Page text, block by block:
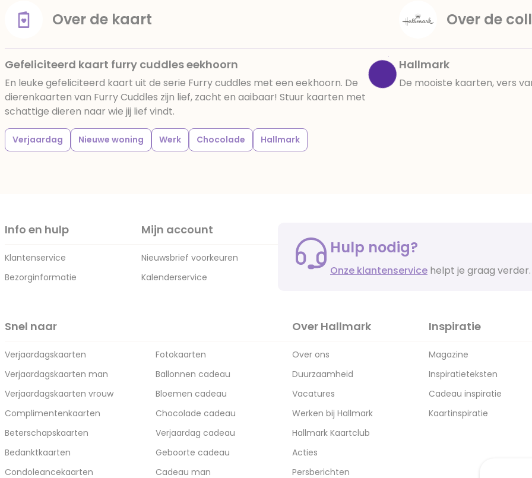
be√Ønvloeden, E133,
en droog bewaren.
Over de kaart
Gefeliciteerd kaart furry cuddles eekhoorn
En leuke gefeliciteerd kaart uit de serie Furry cuddles met een eekhoorn. De
dierenkaarten van Furry Cuddles zijn lief, zacht en aaibaar! Stuur kaarten met
schattige dieren naar wie jij lief vindt.
Verjaardag Nieuwe woning Werk Chocolade Hallmark
Over de
Hallmark
De mooiste kaarten, vers
Info en hulp
Klantenservice
Bezorginformatie
Mijn account
Nieuwsbrief voorkeuren
Kalenderservice
Hulp nodig?
Onze klantenservice helpt je graag verder.
Snel naar
Verjaardagskaarten
Verjaardagskaarten man
Verjaardagskaarten vrouw
Complimentenkaarten
Beterschapskaarten
Bedanktkaarten
Condoleancekaarten
Fotokaarten
Ballonnen cadeau
Bloemen cadeau
Chocolade cadeau
Verjaardag cadeau
Geboorte cadeau
Cadeau man
Over Hallmark
Over ons
Duurzaamheid
Vacatures
Werken bij Hallmark
Hallmark Kaartclub
Acties
Persberichten
Inspiratie
Magazine
Inspiratieteksten
Cadeau inspiratie
Kaartinspiratie